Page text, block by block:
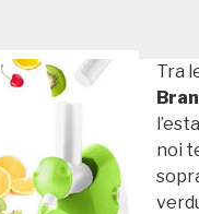
Tra
noi